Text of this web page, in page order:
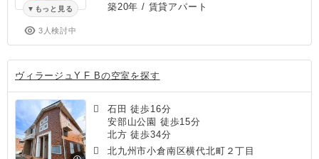
もっと見る
3人検討中
築20年 / 賃貸アパート
ヴィラージュY F Bの空室を探す
石田 徒歩16分
安部山公園 徒歩15分
北方 徒歩34分
北九州市小倉南区横代北町２丁目